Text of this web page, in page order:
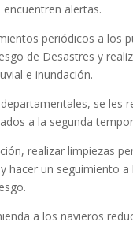
alertas.
periódicos a los
de Desastres y
e inundación.
se les
a la segunda
realizar limpiezas
hacer un seguimiento
a los navieros